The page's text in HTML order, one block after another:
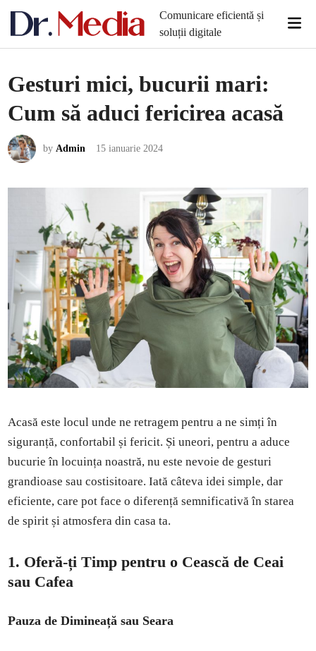
Comunicare eficientă și
soluții digitale
Gesturi mici, bucurii mari:
Cum să aduci fericirea acasă
byAdmin 15 ianuarie 2024
Acasă este locul unde ne retragem pentru a ne simți în
siguranță, confortabil și fericit. Și uneori, pentru a aduce
bucurie în locuința noastră, nu este nevoie de gesturi
grandioase sau costisitoare. Iată câteva idei simple, dar
eficiente, care pot face o diferență semnificativă în starea
de spirit și atmosfera din casa ta.
1. Oferă-ți Timp pentru o Cească de Ceai
sau Cafea
Pauza de Dimineață sau Seara